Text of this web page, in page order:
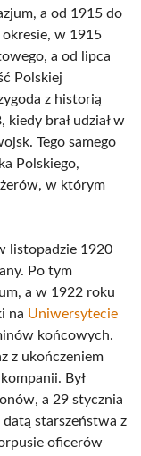
a od 1915 do
w 1915
a od lipca
Polskiej
z historią
kiedy brał udział w
Tego samego
Polskiego,
w którym
listopadzie 1920
Po tym
a w 1922 roku
na Uniwersytecie
końcowych.
z ukończeniem
Był
a 29 stycznia
starszeństwa z
oficerów